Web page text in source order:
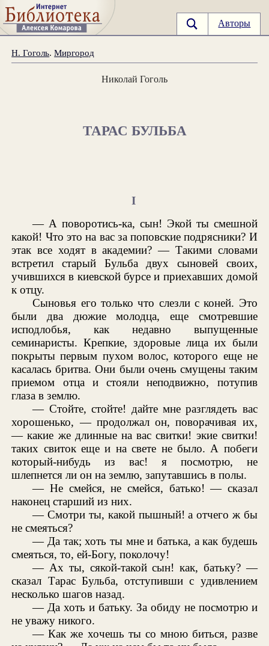
Авторы
Н. Гоголь.Миргород
Николай Гоголь
ТАРАС БУЛЬБА
I
— А поворотись-ка, сын! Экой ты смешной
какой! Что это на вас за поповские подрясники? И
этак все ходят в академии? — Такими словами
встретил старый Бульба двух сыновей своих,
учившихся в киевской бурсе и приехавших домой
к отцу.
Сыновья его только что слезли с коней. Это
были два дюжие молодца, еще смотревшие
исподлобья, как недавно выпущенные
семинаристы. Крепкие, здоровые лица их были
покрыты первым пухом волос, которого еще не
касалась бритва. Они были очень смущены таким
приемом отца и стояли неподвижно, потупив
глаза в землю.
— Стойте, стойте! дайте мне разглядеть вас
хорошенько, — продолжал он, поворачивая их,
— какие же длинные на вас свитки! экие свитки!
таких свиток еще и на свете не было. А побеги
который-нибудь из вас! я посмотрю, не
шлепнется ли он на землю, запутавшись в полы.
— Не смейся, не смейся, батько! — сказал
наконец старший из них.
— Смотри ты, какой пышный! а отчего ж бы
не смеяться?
— Да так; хоть ты мне и батька, а как будешь
смеяться, то, ей-Богу, поколочу!
— Ах ты, сякой-такой сын! как, батьку? —
сказал Тарас Бульба, отступивши с удивлением
несколько шагов назад.
— Да хоть и батьку. За обиду не посмотрю и
не уважу никого.
— Как же хочешь ты со мною биться, разве